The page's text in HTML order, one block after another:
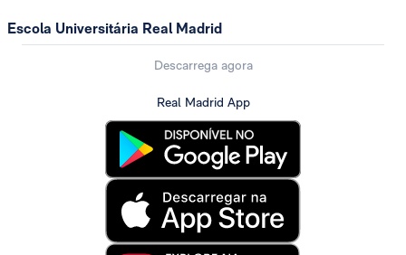
Escola Universitária Real Madrid
Descarrega agora
Real Madrid App